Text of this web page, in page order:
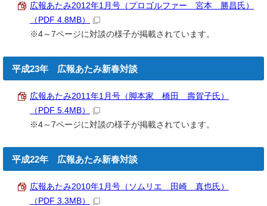
広報あたみ2012年1月号（プロゴルファー 宮本 勝昌氏）
（PDF 4.8MB）
※4～7ページに対談の様子が掲載されています。
平成23年 広報あたみ新春対談
広報あたみ2011年1月号（脚本家 橋田 壽賀子氏）
（PDF 5.4MB）
※4～7ページに対談の様子が掲載されています。
平成22年 広報あたみ新春対談
広報あたみ2010年1月号（ソムリエ 田崎 真也氏）
（PDF 3.3MB）